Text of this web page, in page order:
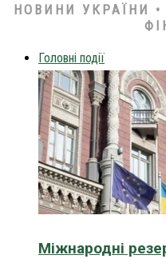
НОВИНИ УКРАЇНИ •
Головні події
Міжнародні